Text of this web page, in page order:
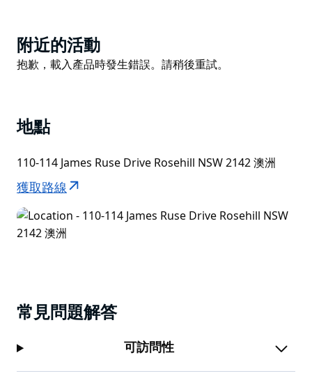
位於帕拉馬塔中央商務區的邊緣，位於雪梨西區中心地
帶，正對玫瑰山花園賽馬場，距離舉世聞名的雪梨奧林匹
克公園 15 分鐘路程。距離雪梨金斯福德史密斯機場 40
Nesuto 的「安全出行承諾」旨在讓您在入住期間安心無
憂。確保您的持續安全和舒適是他們承諾的核心。
Product
List
附近的活動
Product
抱歉，載入產品時發生錯誤。請稍後重試。
地點
110-114 James Ruse Drive Rosehill NSW 2142 澳洲
獲取路線
常見問題解答
可訪問性